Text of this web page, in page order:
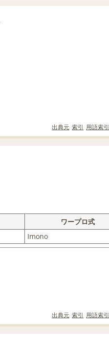
出典元 索引 用語索引
ワープロ式
Imono
出典元 索引 用語索引